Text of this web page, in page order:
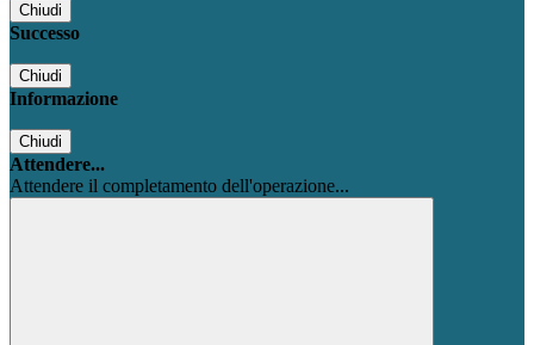
Chiudi
Successo
Chiudi
Informazione
Chiudi
Attendere...
Attendere il completamento dell'operazione...